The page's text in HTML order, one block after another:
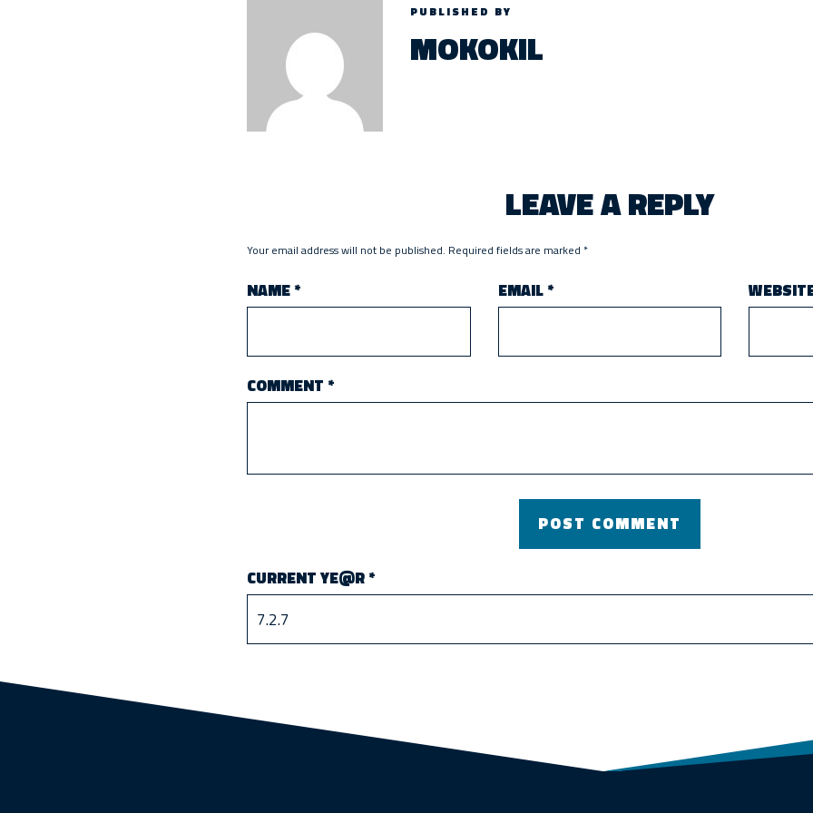
PUBLISHED BY
MOKOKIL
LEAVE A REPLY
Your email address will not be published. Required fields are marked *
NAME* EMAIL*
COMMENT *
CURRENT YE@R*